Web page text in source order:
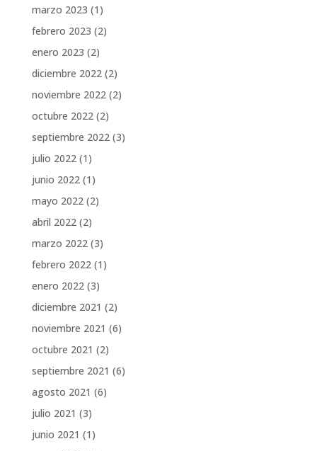
marzo 2023 (1)
febrero 2023 (2)
enero 2023 (2)
diciembre 2022(2)
noviembre 2022(2)
octubre 2022(2)
septiembre 2022(3)
julio 2022(1)
junio 2022(1)
mayo 2022(2)
abril 2022(2)
marzo 2022(3)
febrero 2022(1)
enero 2022(3)
diciembre 2021 (2)
noviembre 2021 (6)
octubre 2021 (2)
septiembre 2021 (6)
agosto 2021 (6)
julio 2021 (3)
junio 2021 (1)